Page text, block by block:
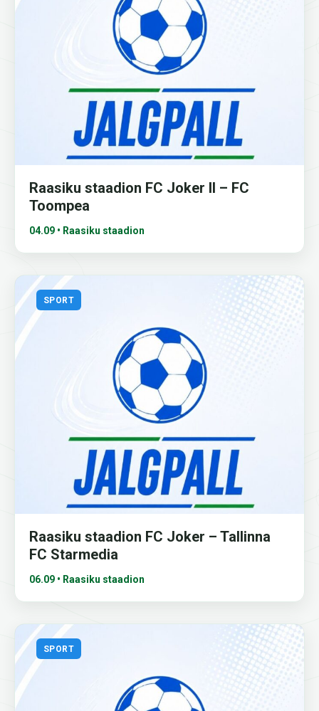
Raasiku staadion FC Joker II – FC
Toompea
04.09 • Raasiku staadion
SPORT
Raasiku staadion FC Joker – Tallinna
FC Starmedia
06.09 • Raasiku staadion
SPORT